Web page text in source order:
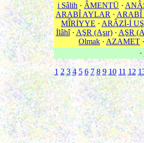
i Sâlih · ÂMENTÜ ·
ARABÎ AYLAR · ARABÎ
MÎRİYYE · ARÂZİ-İ
İlâhî· AŞR (Aşır)· AŞR
Olmak · AZAMET ·
·
1 2 3 4 5 6 7 8 9 10 11 12